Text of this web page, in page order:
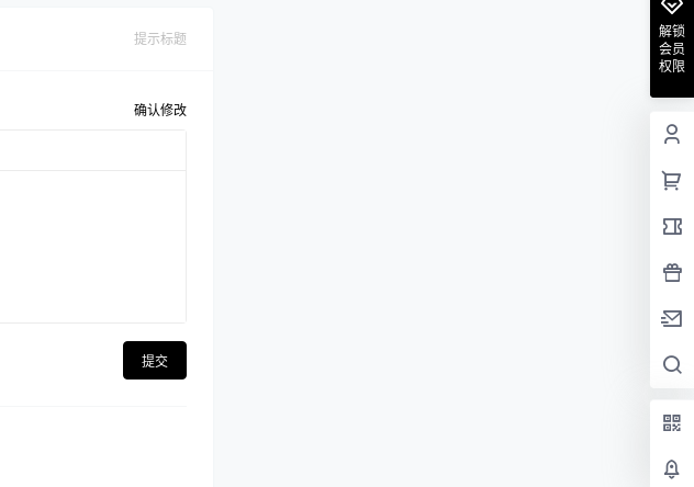
提示标题
确认修改
提交
解锁
会员
权限